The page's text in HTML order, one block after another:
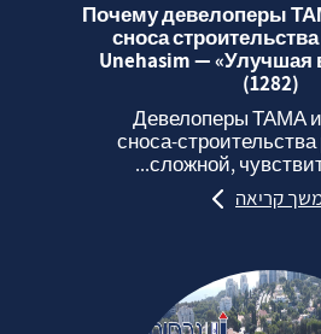
Почему девелоперы
сноса
Unehasim — «Улучшая
(1282)
Девелоперы ТАМА и
сложной,
קריאה